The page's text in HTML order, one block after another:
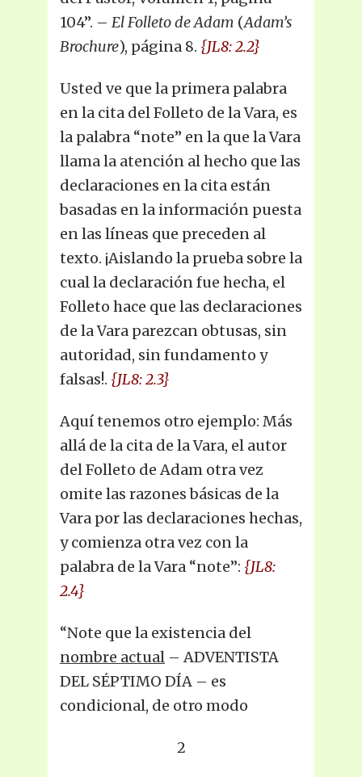
104”. – El Folleto de Adam (Adam’s
Brochure), página 8. {JL8: 2.2}
Usted ve que la primera palabra
en la cita del Folleto de la Vara, es
la palabra “note” en la que la Vara
llama la atención al hecho que las
declaraciones en la cita están
basadas en la información puesta
en las líneas que preceden al
texto. ¡Aislando la prueba sobre la
cual la declaración fue hecha, el
Folleto hace que las declaraciones
de la Vara parezcan obtusas, sin
autoridad, sin fundamento y
falsas!. {JL8: 2.3}
Aquí tenemos otro ejemplo: Más
allá de la cita de la Vara, el autor
del Folleto de Adam otra vez
omite las razones básicas de la
Vara por las declaraciones hechas,
y comienza otra vez con la
palabra de la Vara “note”: {JL8:
2.4}
“Note que la existencia del
nombre actual – ADVENTISTA
DEL SÉPTIMO DÍA – es
condicional, de otro modo
2